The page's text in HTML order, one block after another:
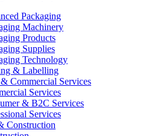
Packaging
Machinery
Products
Supplies
Technology
& Labelling
Commercial Services
Services
& B2C Services
Services
Construction